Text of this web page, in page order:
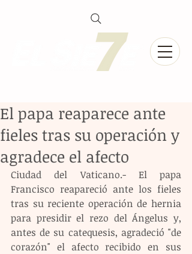
El papa reaparece ante
fieles tras su operación y
agradece el afecto
Ciudad del Vaticano.- El papa
Francisco reapareció ante los fieles
tras su reciente operación de hernia
para presidir el rezo del Ángelus y,
antes de su catequesis, agradeció "de
corazón" el afecto recibido en sus